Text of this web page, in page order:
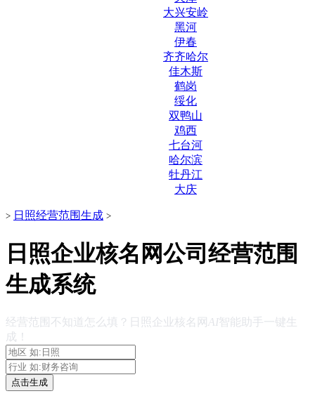
大兴安岭
黑河
伊春
齐齐哈尔
佳木斯
鹤岗
绥化
双鸭山
鸡西
七台河
哈尔滨
牡丹江
大庆
> 日照经营范围生成 >
日照企业核名网公司经营范围
生成系统
经营范围不知道怎么填？日照企业核名网 AI智能助手一键生
成！
点击生成